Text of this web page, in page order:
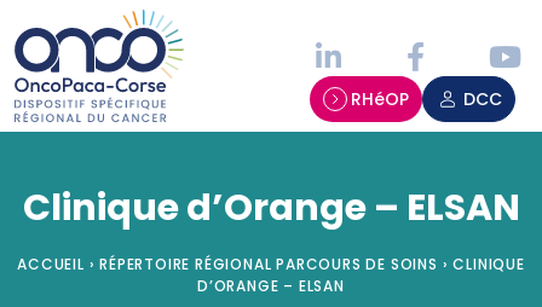
RHéOP DCC
Clinique d’Orange – ELSAN
ACCUEIL › RÉPERTOIRE RÉGIONAL PARCOURS DE SOINS › CLINIQUE
D’ORANGE – ELSAN
Panneau de gestion des cookies